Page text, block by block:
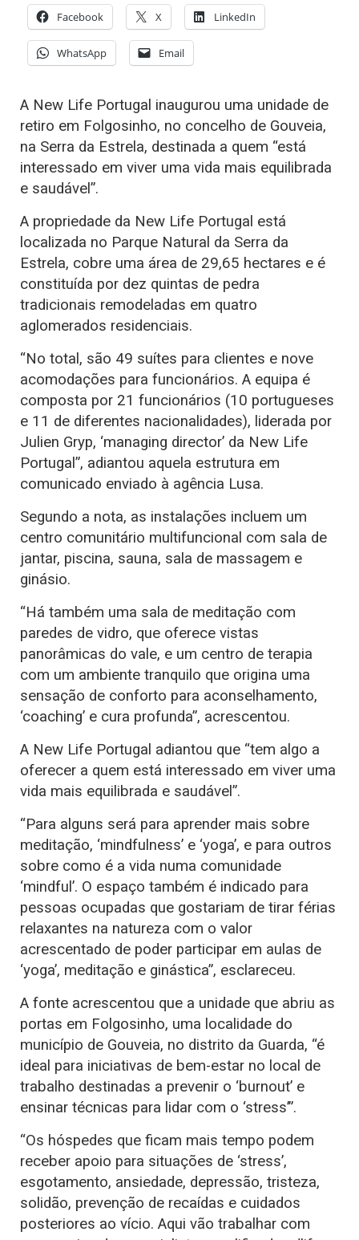
Facebook X LinkedIn
WhatsApp Email
A New Life Portugal inaugurou uma unidade de
retiro em Folgosinho, no concelho de Gouveia,
na Serra da Estrela, destinada a quem “está
interessado em viver uma vida mais equilibrada
e saudável”.
A propriedade da New Life Portugal está
localizada no Parque Natural da Serra da
Estrela, cobre uma área de 29,65 hectares e é
constituída por dez quintas de pedra
tradicionais remodeladas em quatro
aglomerados residenciais.
“No total, são 49 suítes para clientes e nove
acomodações para funcionários. A equipa é
composta por 21 funcionários (10 portugueses
e 11 de diferentes nacionalidades), liderada por
Julien Gryp, ‘managing director’ da New Life
Portugal”, adiantou aquela estrutura em
comunicado enviado à agência Lusa.
Segundo a nota, as instalações incluem um
centro comunitário multifuncional com sala de
jantar, piscina, sauna, sala de massagem e
ginásio.
“Há também uma sala de meditação com
paredes de vidro, que oferece vistas
panorâmicas do vale, e um centro de terapia
com um ambiente tranquilo que origina uma
sensação de conforto para aconselhamento,
‘coaching’ e cura profunda”, acrescentou.
A New Life Portugal adiantou que “tem algo a
oferecer a quem está interessado em viver uma
vida mais equilibrada e saudável”.
“Para alguns será para aprender mais sobre
meditação, ‘mindfulness’ e ‘yoga’, e para outros
sobre como é a vida numa comunidade
‘mindful’. O espaço também é indicado para
pessoas ocupadas que gostariam de tirar férias
relaxantes na natureza com o valor
acrescentado de poder participar em aulas de
‘yoga’, meditação e ginástica”, esclareceu.
A fonte acrescentou que a unidade que abriu as
portas em Folgosinho, uma localidade do
município de Gouveia, no distrito da Guarda, “é
ideal para iniciativas de bem-estar no local de
trabalho destinadas a prevenir o ‘burnout’ e
ensinar técnicas para lidar com o ‘stress’”.
“Os hóspedes que ficam mais tempo podem
receber apoio para situações de ‘stress’,
esgotamento, ansiedade, depressão, tristeza,
solidão, prevenção de recaídas e cuidados
posteriores ao vício. Aqui vão trabalhar com